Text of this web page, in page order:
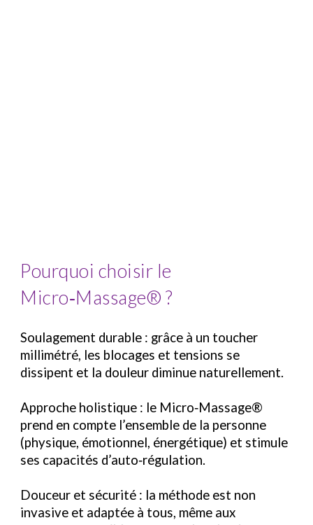
Pourquoi choisir le
Micro‑Massage® ?
Soulagement durable : grâce à un toucher
millimétré, les blocages et tensions se
dissipent et la douleur diminue naturellement.
Approche holistique : le Micro‑Massage®
prend en compte l’ensemble de la personne
(physique, émotionnel, énergétique) et stimule
ses capacités d’auto‑régulation.
Douceur et sécurité : la méthode est non
invasive et adaptée à tous, même aux